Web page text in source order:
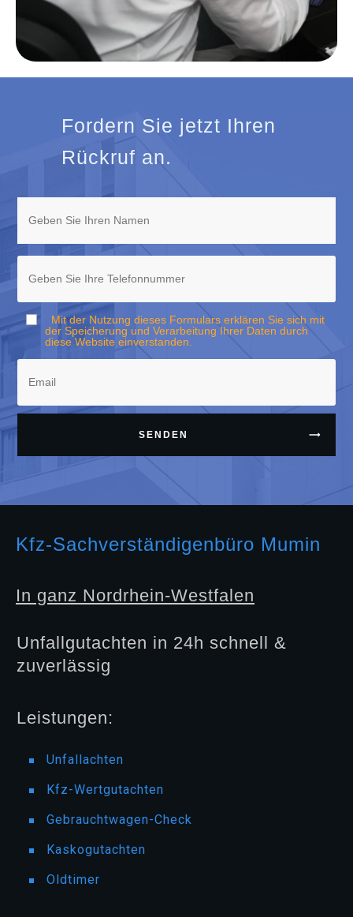
Fordern Sie jetzt Ihren
Rückruf an.
Mit der Nutzung dieses Formulars erklären Sie sich mit
der Speicherung und Verarbeitung Ihrer Daten durch
diese Website einverstanden.
SENDEN
Kfz-Sachverständigenbüro Mumin
In ganz Nordrhein-Westfalen
Unfallgutachten in 24h schnell &
zuverlässig
Leistungen:
Unfallachten
Kfz-Wertgutachten
Gebrauchtwagen-Check
Kaskogutachten
Oldtimer